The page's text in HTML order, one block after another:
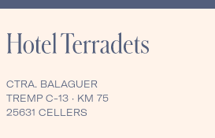
CTRA. BALAGUER
TREMP C-13 · KM 75
25631 CELLERS